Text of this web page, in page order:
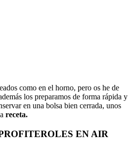
como en el horno, pero os he de
los preparamos de forma rápida y
en una bolsa bien cerrada, unos
receta.
EN AIR